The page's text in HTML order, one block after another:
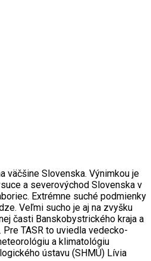
väčšine Slovenska. Výnimkou je
a severovýchod Slovenska v
Extrémne suché podmienky
Veľmi sucho je aj na zvyšku
časti Banskobystrického kraja a
TASR to uviedla vedecko-
a klimatológiu
ústavu (SHMÚ) Lívia